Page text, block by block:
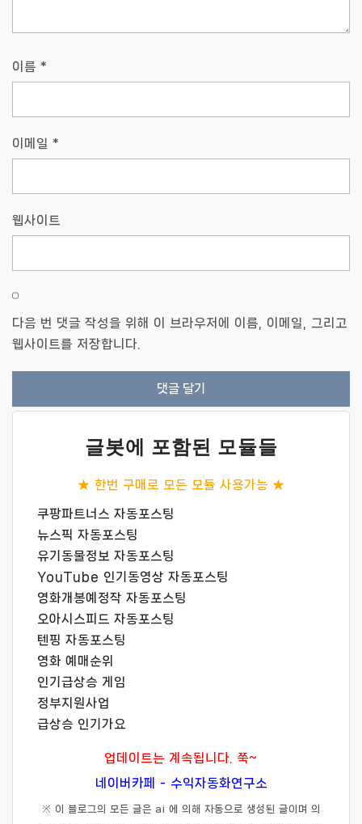
이름 *
이메일 *
웹사이트
다음 번 댓글 작성을 위해 이 브라우저에 이름, 이메일, 그리고
웹사이트를 저장합니다.
글봇에 포함된 모듈들
★ 한번 구매로 모든 모듈 사용가능 ★
쿠팡파트너스 자동포스팅
뉴스픽 자동포스팅
유기동물정보 자동포스팅
YouTube 인기동영상 자동포스팅
영화개봉예정작 자동포스팅
오아시스피드 자동포스팅
텐핑 자동포스팅
영화 예매순위
인기급상승 게임
정부지원사업
급상승 인기가요
업데이트는 계속됩니다. 쭉~
네이버카페 - 수익자동화연구소
※ 이 블로그의 모든 글은 ai 에 의해 자동으로 생성된 글이며 의